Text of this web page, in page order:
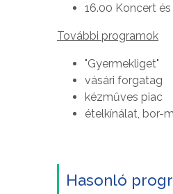
16.00 Koncert
További programok
"Gyermekliget"
vásári forgatag
kézműves piac
ételkínálat, bor-
Hasonló